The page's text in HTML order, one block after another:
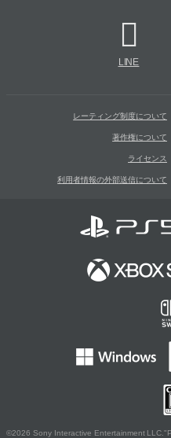
LINE
レーティング制度について
著作権について
ライセンス
利用者情報の外部送信について
©2026 Sony Interactive Entertainment